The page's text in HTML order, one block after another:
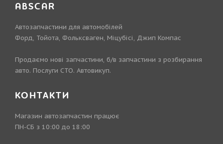
ABSCAR
Автозапчастини для автомобілей
Форд, Тойота, Фольксваген, Міцубісі, Джип Компас
Продаємо нові запчастини, б/в запчастини з розбирання
авто. Послуги СТО. Автовикуп.
КОНТАКТИ
Магазин автозапчастин працює
ПН-СБ з 10:00 до 18:00